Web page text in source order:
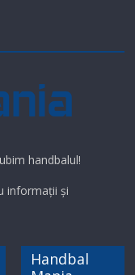
handbalul!
informații și
Handbal